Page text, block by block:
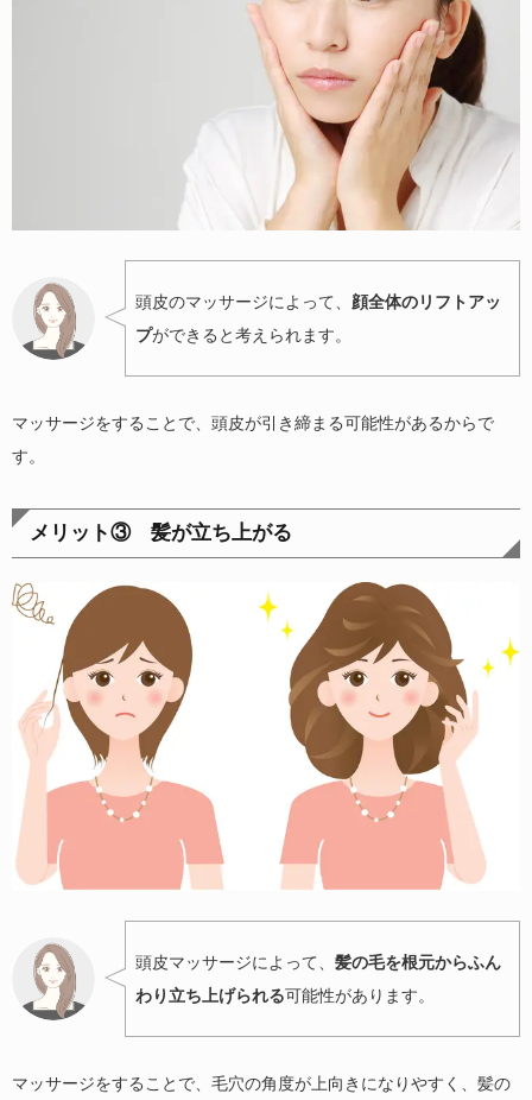
頭皮のマッサージによって、 顔全体のリフトアッ
プができると考えられます。
マッサージをすることで、頭皮が引き締まる可能性があるからで
す。
メリット③ 髪が立ち上がる
頭皮マッサージによって、 髪の毛を根元からふん
わり立ち上げられる可能性があります。
マッサージをすることで、毛穴の角度が上向きになりやすく、髪の